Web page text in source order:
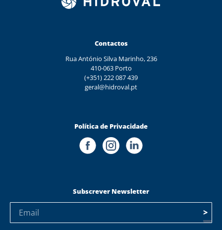
Contactos
Rua António Silva Marinho, 236
410-063 Porto
(+351) 222 087 439
geral@hidroval.pt
Política de Privacidade
Subscrever Newsletter
>